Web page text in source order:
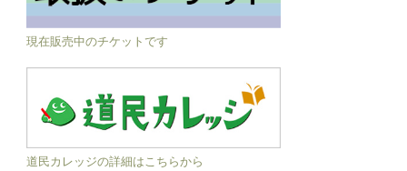
現在販売中のチケットです
道民カレッジの詳細はこちらから